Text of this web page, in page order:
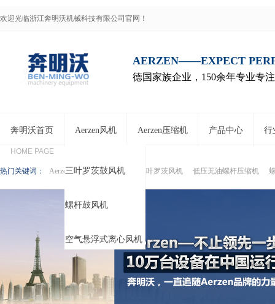
欢迎光临浙江奔明沃机械科技有限公司官网！
AERZEN——EXPECT
德国家族企业，150余年专业专
奔明沃首页
HOME PAGE
Aerzen风机
三叶罗茨鼓风机
螺杆鼓风机
空气悬浮式离心风机
Aerzen压缩机 产品中心 行
热门关键词： Aerzen鼓风机一级代理商 三叶罗茨风机 低压无油螺杆压缩机